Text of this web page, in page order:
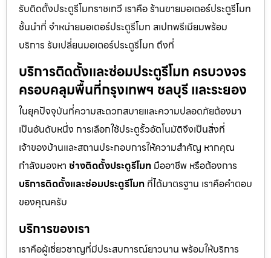
รับติดตั้งประตูรีโมทราชเทวี เราคือ ร้านขายมอเตอร์ประตูรีโมท
ชั้นนำที่ จำหน่ายมอเตอร์ประตูรีโมท สเปกพรีเมียมพร้อม
บริการ รับเปลี่ยนมอเตอร์ประตูรีโมท ถึงที่
บริการติดตั้งและซ่อมประตูรีโมท ครบวงจร
ครอบคลุมพื้นที่กรุงเทพฯ ชลบุรี และระยอง
ในยุคปัจจุบันที่ความสะดวกสบายและความปลอดภัยต้องมา
เป็นอันดับหนึ่ง การเลือกใช้ประตูรั้วอัตโนมัติจึงเป็นสิ่งที่
เจ้าของบ้านและสถานประกอบการให้ความสำคัญ หากคุณ
กำลังมองหา ช่างติดตั้งประตูรีโมท มืออาชีพ หรือต้องการ
บริการติดตั้งและซ่อมประตูรีโมท ที่ได้มาตรฐาน เราคือคำตอบ
ของคุณครับ
บริการของเรา
เราคือผู้เชี่ยวชาญที่มีประสบการณ์ยาวนาน พร้อมให้บริการ